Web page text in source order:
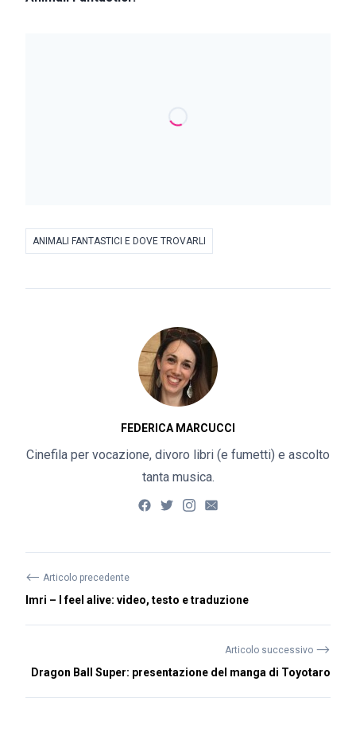
ANIMALI FANTASTICI E DOVE TROVARLI
FEDERICA MARCUCCI
Cinefila per vocazione, divoro libri (e fumetti) e ascolto
tanta musica.
⟵ Articolo precedente
Imri – I feel alive: video, testo e traduzione
Articolo successivo ⟶
Dragon Ball Super: presentazione del manga di Toyotaro